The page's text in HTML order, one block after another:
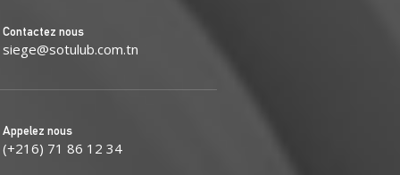
Contactez nous
siege@sotulub.com.tn
Appelez nous
(+216) 71 86 12 34